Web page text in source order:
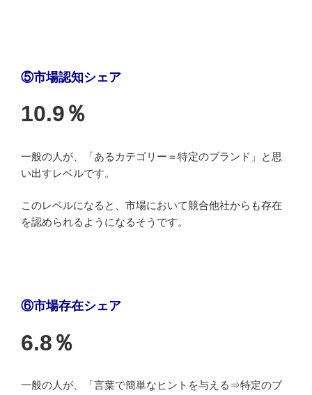
⑤市場認知シェア
10.9％
一般の人が、「あるカテゴリー＝特定のブランド」と思
い出すレベルです。
このレベルになると、市場において競合他社からも存在
を認められるようになるそうです。
⑥市場存在シェア
6.8％
一般の人が、「言葉で簡単なヒントを与える⇒特定のブ